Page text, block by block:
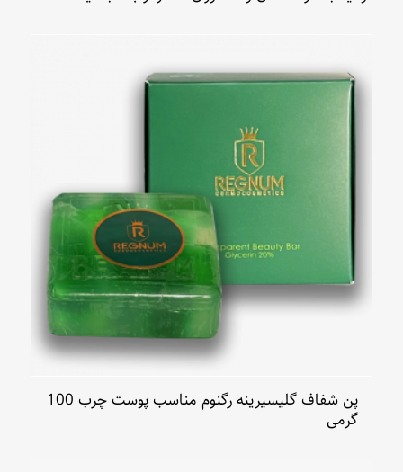
پن شفاف گلیسیرینه رگنوم مناسب پوست چرب 100
گرمی